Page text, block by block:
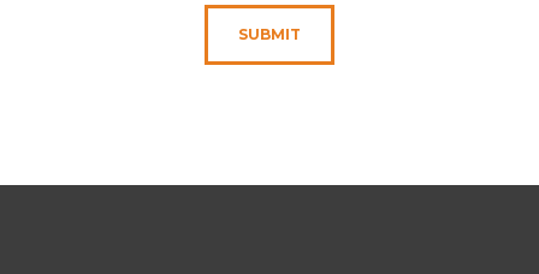
SUBMIT